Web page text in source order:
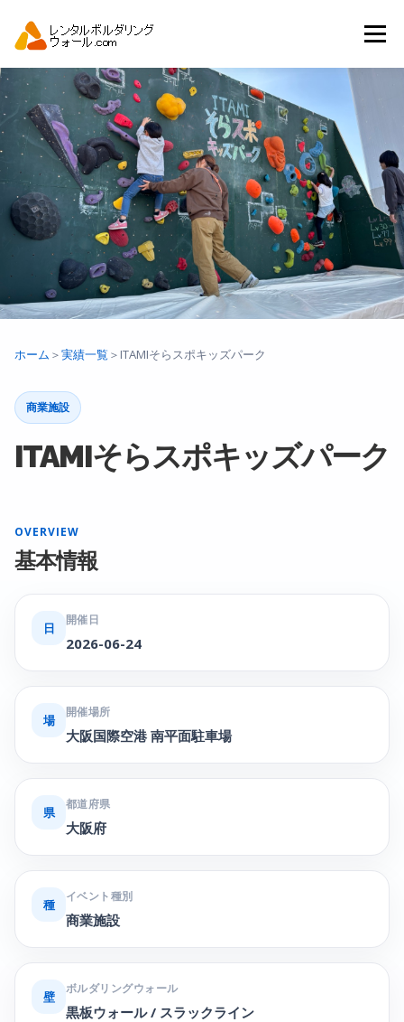
ツ
へ
ス
キ
ッ
プ
メニュー
トップ 自動見積り 商品一覧
アーバンスポーツイベント.JP
ホーム ＞実績一覧 ＞ ITAMIそらスポキッズパーク
商業施設
ITAMIそらスポキッズパーク
OVERVIEW
基本情報
日
開催日
2026-06-24
場
開催場所
大阪国際空港 南平面駐車場
県
都道府県
大阪府
種
イベント種別
商業施設
壁
ボルダリングウォール
黒板ウォール / スラックライン